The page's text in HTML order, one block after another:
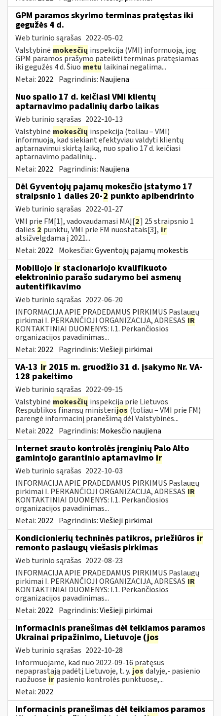
GPM paramos skyrimo terminas pratęstas iki
gegužės 4 d.
Web turinio sąrašas 2022-05-02
Valstybinė mokesčių inspekcija (VMI) informuoja, jog
GPM paramos prašymo pateikti terminas pratęsiamas
iki gegužės 4 d. Šiuo metu laikinai negalima...
Metai: 2022 Pagrindinis: Naujiena
Nuo spalio 17 d. keičiasi VMI klientų
aptarnavimo padalinių darbo laikas
Web turinio sąrašas 2022-10-13
Valstybinė mokesčių inspekcija (toliau – VMI)
informuoja, kad siekiant efektyviau valdyti klientų
aptarnavimui skirtą laiką, nuo spalio 17 d. keičiasi
aptarnavimo padalinių...
Metai: 2022 Pagrindinis: Naujiena
Dėl Gyventojų pajamų mokesčio įstatymo 17
straipsnio 1 dalies 20-2 punkto apibendrinto
Web turinio sąrašas 2022-01-27
VMI prie FM[1], vadovaudamasi MAĮ[2] 25 straipsnio 1
dalies 2 punktu, VMI prie FM nuostatais[3], ir
atsižvelgdama į 2021...
Metai: 2022 Mokesčiai:Gyventojų pajamų mokestis
Mobiliojo ir stacionariojo kvalifikuoto
elektroninio parašo sudarymo bei asmenų
autentifikavimo
Web turinio sąrašas 2022-06-20
INFORMACIJA APIE PRADEDAMUS PIRKIMUS Paslaugų
pirkimai I. PERKANČIOJI ORGANIZACIJA, ADRESAS IR
KONTAKTINIAI DUOMENYS: I.1. Perkančiosios
organizacijos pavadinimas...
Metai: 2022 Pagrindinis:Viešieji pirkimai
VA-13 ir 2015 m. gruodžio 31 d. įsakymo Nr. VA-
128 pakeitimo
Web turinio sąrašas 2022-09-15
Valstybinė mokesčių inspekcija prie Lietuvos
Respublikos finansų ministerijos (toliau – VMI prie FM)
parengė informacinį pranešimą dėl Valstybinės...
Metai: 2022 Pagrindinis: Mokesčio naujiena
Internet srauto kontrolės įrenginių Palo Alto
gamintojo garantinio aptarnavimo ir
Web turinio sąrašas 2022-10-03
INFORMACIJA APIE PRADEDAMUS PIRKIMUS Paslaugų
pirkimai I. PERKANČIOJI ORGANIZACIJA, ADRESAS IR
KONTAKTINIAI DUOMENYS: I.1. Perkančiosios
organizacijos pavadinimas...
Metai: 2022 Pagrindinis:Viešieji pirkimai
Kondicionierių techninės patikros, priežiūros ir
remonto paslaugų viešasis pirkimas
Web turinio sąrašas 2022-08-23
INFORMACIJA APIE PRADEDAMUS PIRKIMUS Paslaugų
pirkimai I. PERKANČIOJI ORGANIZACIJA, ADRESAS IR
KONTAKTINIAI DUOMENYS: I.1. Perkančiosios
organizacijos pavadinimas...
Metai: 2022 Pagrindinis:Viešieji pirkimai
Informacinis pranešimas dėl teikiamos paramos
Ukrainai pripažinimo, Lietuvoje (jos
Web turinio sąrašas 2022-10-28
Informuojame, kad nuo 2022-09-16 pratęsus
nepaprastąją padėtį Lietuvoje, t. y. jos dalyje,- pasienio
ruožuose ir pasienio kontrolės punktuose,...
Metai: 2022
Informacinis pranešimas dėl teikiamos paramos